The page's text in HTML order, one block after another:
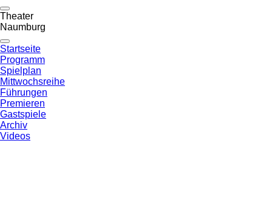
Theater
Naumburg
Startseite
Programm
Spielplan
Mittwochsreihe
Führungen
Premieren
Gastspiele
Archiv
Videos